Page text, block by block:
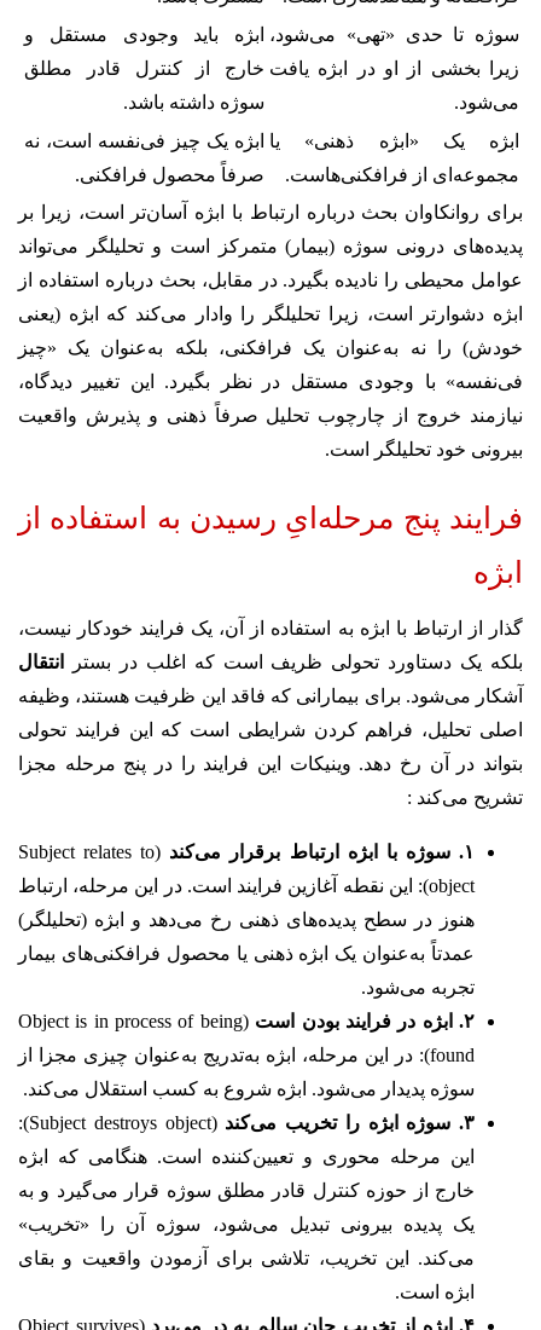
سوژه تا حدی «تهی» می‌شود،
زیرا بخشی از او در ابژه یافت
می‌شود.
ابژه باید وجودی مستقل و
خارج از کنترل قادر مطلق
سوژه داشته باشد.
ابژه یک «ابژه ذهنی» یا
مجموعه‌ای از فرافکنی‌هاست.
ابژه یک چیز فی‌نفسه است، نه
صرفاً محصول فرافکنی.
برای روانکاوان بحث درباره ارتباط با ابژه آسان‌تر است، زیرا بر
پدیده‌های درونی سوژه (بیمار) متمرکز است و تحلیلگر می‌تواند
عوامل محیطی را نادیده بگیرد. در مقابل، بحث درباره استفاده از
ابژه دشوارتر است، زیرا تحلیلگر را وادار می‌کند که ابژه (یعنی
خودش) را نه به‌عنوان یک فرافکنی، بلکه به‌عنوان یک «چیز
فی‌نفسه» با وجودی مستقل در نظر بگیرد. این تغییر دیدگاه،
نیازمند خروج از چارچوب تحلیل صرفاً ذهنی و پذیرش واقعیت
بیرونی خود تحلیلگر است.
فرایند پنج مرحله‌ایِ رسیدن به استفاده از
ابژه
گذار از ارتباط با ابژه به استفاده از آن، یک فرایند خودکار نیست،
بلکه یک دستاورد تحولی ظریف است که اغلب در بستر
انتقال
آشکار می‌شود. برای بیمارانی که فاقد این ظرفیت هستند، وظیفه
اصلی تحلیل، فراهم کردن شرایطی است که این فرایند تحولی
بتواند در آن رخ دهد. وینیکات این فرایند را در پنج مرحله مجزا
تشریح می‌کند :
۱. سوژه با ابژه ارتباط برقرار می‌کند
(Subject relates to
object): این نقطه آغازین فرایند است. در این مرحله، ارتباط
هنوز در سطح پدیده‌های ذهنی رخ می‌دهد و ابژه (تحلیلگر)
عمدتاً به‌عنوان یک ابژه ذهنی یا محصول فرافکنی‌های بیمار
تجربه می‌شود.
۲. ابژه در فرایند بودن است
(Object is in process of being
found): در این مرحله، ابژه به‌تدریج به‌عنوان چیزی مجزا از
سوژه پدیدار می‌شود. ابژه شروع به کسب استقلال می‌کند.
۳. سوژه ابژه را تخریب می‌کند
(Subject destroys object):
این مرحله محوری و تعیین‌کننده است. هنگامی که ابژه
خارج از حوزه کنترل قادر مطلق سوژه قرار می‌گیرد و به
یک پدیده بیرونی تبدیل می‌شود، سوژه آن را «تخریب»
می‌کند. این تخریب، تلاشی برای آزمودن واقعیت و بقای
ابژه است.
۴. ابژه از تخریب جان سالم به در می‌برد
(Object survives